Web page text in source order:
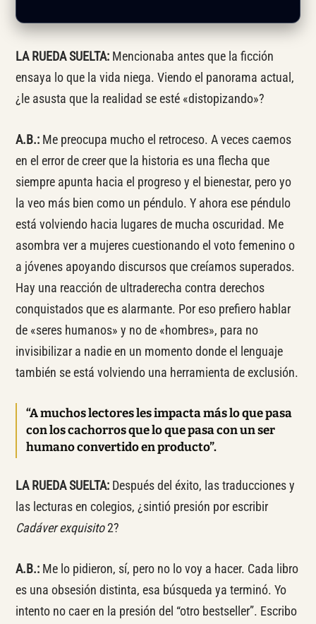
LA RUEDA SUELTA:Mencionaba antes que la ficción
ensaya lo que la vida niega. Viendo el panorama actual,
¿le asusta que la realidad se esté «distopizando»?
A.B.:Me preocupa mucho el retroceso. A veces caemos
en el error de creer que la historia es una flecha que
siempre apunta hacia el progreso y el bienestar, pero yo
la veo más bien como un péndulo. Y ahora ese péndulo
está volviendo hacia lugares de mucha oscuridad. Me
asombra ver a mujeres cuestionando el voto femenino o
a jóvenes apoyando discursos que creíamos superados.
Hay una reacción de ultraderecha contra derechos
conquistados que es alarmante. Por eso prefiero hablar
de «seres humanos» y no de «hombres», para no
invisibilizar a nadie en un momento donde el lenguaje
también se está volviendo una herramienta de exclusión.
“A muchos lectores les impacta más lo que pasa
con los cachorros que lo que pasa con un ser
humano convertido en producto”.
LA RUEDA SUELTA:Después del éxito, las traducciones y
las lecturas en colegios, ¿sintió presión por escribir
Cadáver exquisito2?
A.B.:Me lo pidieron, sí, pero no lo voy a hacer. Cada libro
es una obsesión distinta, esa búsqueda ya terminó. Yo
intento no caer en la presión del “otro bestseller”. Escribo